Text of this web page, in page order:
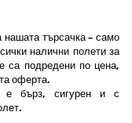
нашата търсачка – само
налични полети за
са подредени по цена,
оферта.
е бърз, сигурен и с